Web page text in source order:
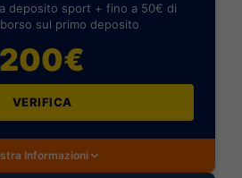
deposito sport + fino a 50€ di
sul primo deposito
200€
VERIFICA
Informazioni